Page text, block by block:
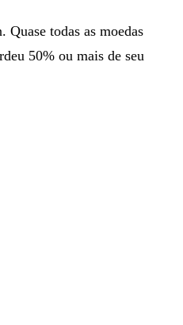
todas as moedas
50% ou mais de seu